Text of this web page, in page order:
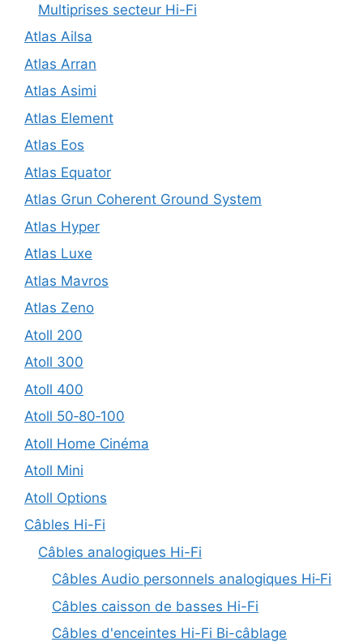
Multiprises secteur Hi-Fi
Atlas Ailsa
Atlas Arran
Atlas Asimi
Atlas Element
Atlas Eos
Atlas Equator
Atlas Grun Coherent Ground System
Atlas Hyper
Atlas Luxe
Atlas Mavros
Atlas Zeno
Atoll 200
Atoll 300
Atoll 400
Atoll 50‑80‑100
Atoll Home Cinéma
Atoll Mini
Atoll Options
Câbles Hi-Fi
Câbles analogiques Hi-Fi
Câbles Audio personnels analogiques Hi‑Fi
Câbles caisson de basses Hi-Fi
Câbles d'enceintes Hi-Fi Bi-câblage